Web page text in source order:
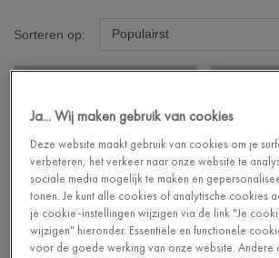
Sorteren op: Populairst
Ja... Wij maken gebruik van cookies
Deze website maakt gebruik van cookies om je
verbeteren, het verkeer naar onze website te
sociale media mogelijk te maken en
tonen. Je kunt alle cookies of analytische cookies
je cookie-instellingen wijzigen via de link "Je
wijzigen" hieronder. Essentiële en functionele
voor de goede werking van onze website. Andere